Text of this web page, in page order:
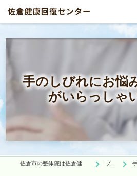
手のしびれにお悩
がいらっしゃ
佐倉市の整体院は佐倉健康回復センター ブログ